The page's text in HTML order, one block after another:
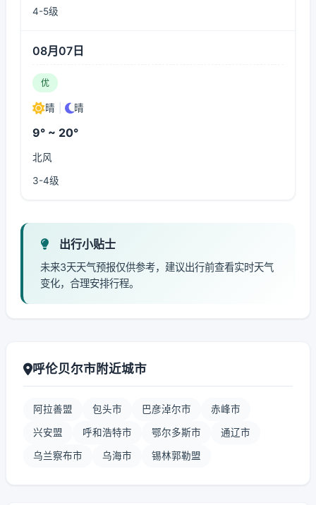
4-5级
08月07日
优
晴 晴
9° ~ 20°
北风
3-4级
出行小贴士
未来3天天气预报仅供参考，建议出行前查看实时天气
变化，合理安排行程。
呼伦贝尔市附近城市
阿拉善盟 包头市 巴彦淖尔市 赤峰市
兴安盟 呼和浩特市 鄂尔多斯市 通辽市
乌兰察布市 乌海市 锡林郭勒盟